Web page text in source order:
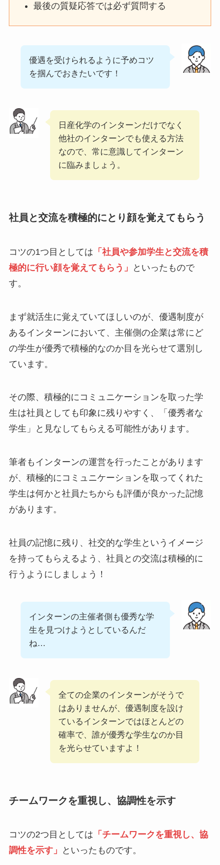
最後の質疑応答では必ず質問する
優遇を受けられるように予めコツ
を掴んでおきたいです！
日産化学のインターンだけでなく
他社のインターンでも使える方法
なので、常に意識してインターン
に臨みましょう。
社員と交流を積極的にとり顔を覚えてもらう
コツの1つ目としては 「社員や参加学生と交流を積
極的に行い顔を覚えてもらう」
といったもので
す。
まず就活生に覚えていてほしいのが、優遇制度が
あるインターンにおいて、主催側の企業は常にど
の学生が優秀で積極的なのか目を光らせて選別し
ています。
その際、積極的にコミュニケーションを取った学
生は社員としても印象に残りやすく、「優秀者な
学生」と見なしてもらえる可能性があります。
筆者もインターンの運営を行ったことがあります
が、積極的にコミュニケーションを取ってくれた
学生は何かと社員たちからも評価が良かった記憶
があります。
社員の記憶に残り、社交的な学生というイメージ
を持ってもらえるよう、社員との交流は積極的に
行うようにしましょう！
インターンの主催者側も優秀な学
生を見つけようとしているんだ
ね…
全ての企業のインターンがそうで
はありませんが、優遇制度を設け
ているインターンではほとんどの
確率で、誰が優秀な学生なのか目
を光らせていますよ！
チームワークを重視し、協調性を示す
コツの2つ目としては 「チームワークを重視し、協
調性を示す」
といったものです。